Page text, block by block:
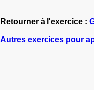
Retourner à l'exercice :
Autres exercices pour